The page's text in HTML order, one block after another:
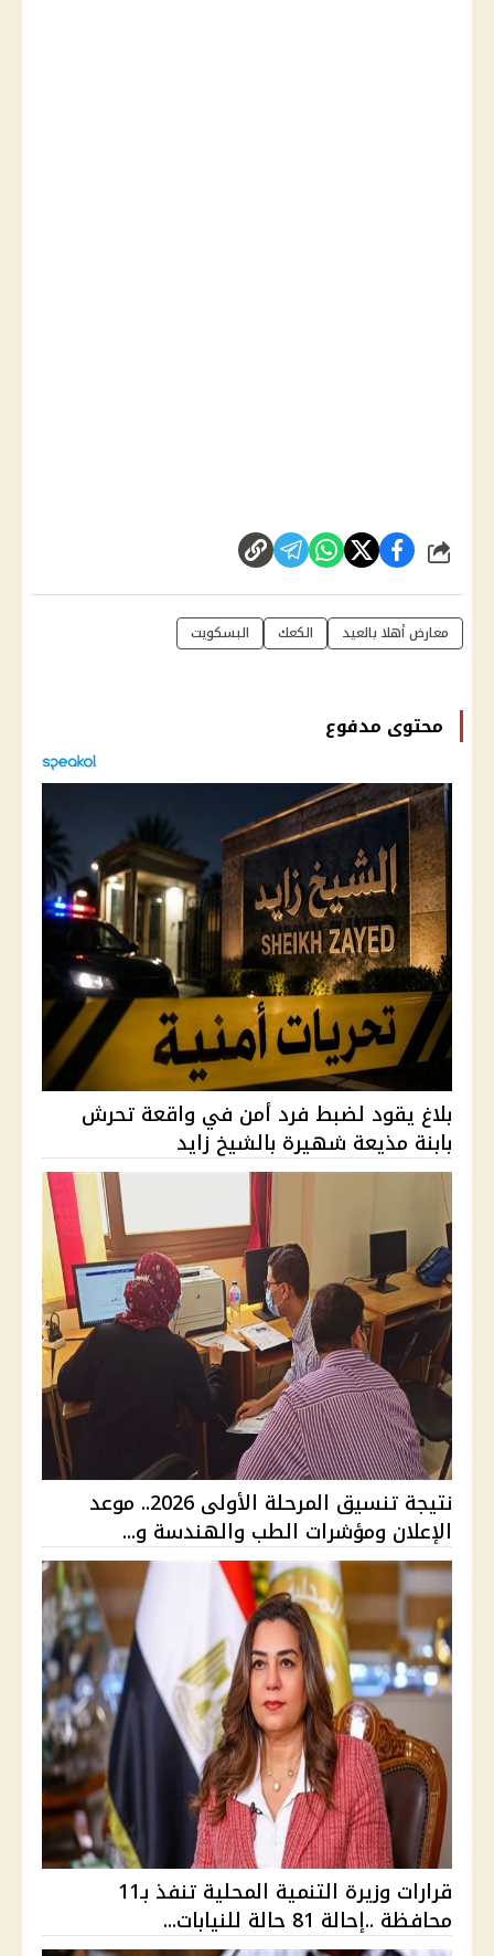
شارك
معارض أهلا بالعيد الكعك البسكويت
محتوى مدفوع
بلاغ يقود لضبط فرد أمن في واقعة تحرش
بابنة مذيعة شهيرة بالشيخ زايد
نتيجة تنسيق المرحلة الأولى 2026.. موعد
الإعلان ومؤشرات الطب والهندسة و...
قرارات وزيرة التنمية المحلية تنفذ بـ11
محافظة ..إحالة 81 حالة للنيابات...